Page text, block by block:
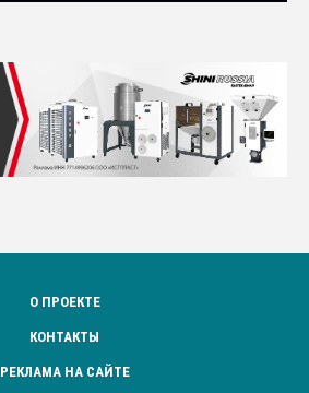
О ПРОЕКТЕ
КОНТАКТЫ
РЕКЛАМА НА САЙТЕ